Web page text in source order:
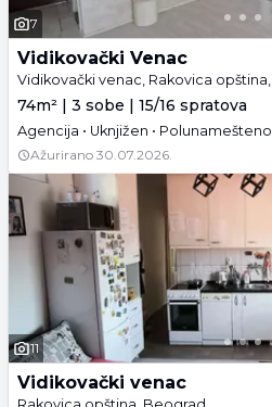
7
Vidikovački Venac
74m² | 3 sobe | 15/16 spratova
Agencija • Uknjižen • Polunamešteno
Ažurirano 30.07.2026.
11
Vidikovački venac